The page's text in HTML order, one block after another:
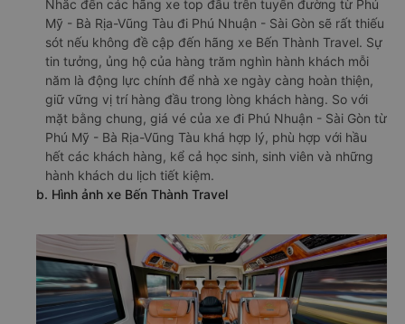
Nhắc đến các hãng xe top đầu trên tuyến đường từ Phú
Mỹ - Bà Rịa-Vũng Tàu đi Phú Nhuận - Sài Gòn sẽ rất thiếu
sót nếu không đề cập đến hãng xe Bến Thành Travel. Sự
tin tưởng, ủng hộ của hàng trăm nghìn hành khách mỗi
năm là động lực chính để nhà xe ngày càng hoàn thiện,
giữ vững vị trí hàng đầu trong lòng khách hàng. So với
mặt bằng chung, giá vé của xe đi Phú Nhuận - Sài Gòn từ
Phú Mỹ - Bà Rịa-Vũng Tàu khá hợp lý, phù hợp với hầu
hết các khách hàng, kể cả học sinh, sinh viên và những
hành khách du lịch tiết kiệm.
b. Hình ảnh xe Bến Thành Travel